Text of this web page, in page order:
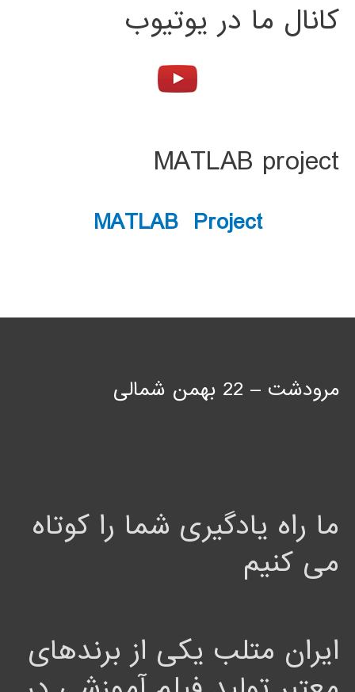
کانال ما در یوتیوب
MATLAB project
MATLAB Project
مرودشت – 22 بهمن شمالی
ما راه یادگیری شما را کوتاه
می کنیم
ایران متلب یکی از برندهای